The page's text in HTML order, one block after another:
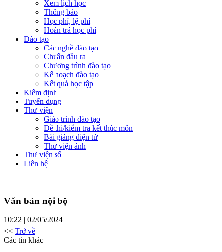
Xem lịch học
Thông báo
Học phí, lệ phí
Hoàn trả học phí
Đào tạo
Các nghề đào tạo
Chuẩn đầu ra
Chương trình đào tạo
Kế hoạch đào tạo
Kết quả học tập
Kiểm định
Tuyển dụng
Thư viện
Giáo trình đào tạo
Đề thi/kiểm tra kết thúc môn
Bài giảng điện tử
Thư viện ảnh
Thư viện số
Liên hệ
Văn bản nội bộ
10:22 | 02/05/2024
<< Trở về
Các tin khác